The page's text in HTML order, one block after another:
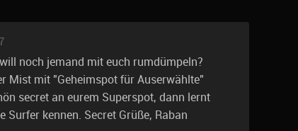
noch jemand mit euch rumdümpeln?
Mist mit "Geheimspot für Auserwählte"
secret an eurem Superspot, dann lernt
Surfer kennen. Secret Grüße, Raban